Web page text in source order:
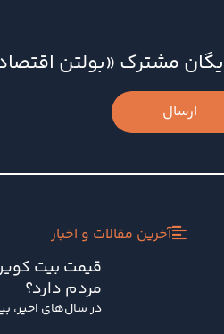
مشترک «بولتن
ارسال
آخرین مقالات و اخبار
قیمت بیت
مردم دارد؟
در سال‌های اخیر،